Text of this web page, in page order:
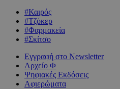
#Καιρός
#Τζόκερ
#Φαρμακεία
#Σκίτσο
Εγγραφή στο Newsletter
Αρχείο Φ
Ψηφιακές Εκδόσεις
Αφιερώματα